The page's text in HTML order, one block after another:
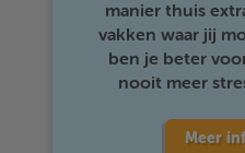
manier thuis
vakken waar jij
ben je beter
nooit meer
Meer